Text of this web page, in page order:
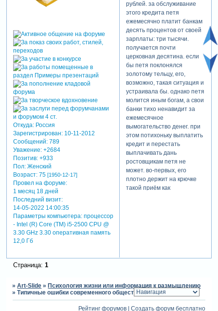
Откуда:Россия
Зарегистрирован: 10-11-2012
Сообщений:789
Уважение: +2684
Позитив: +933
Пол:Женский
Возраст:75 [1950-12-17]
Провел на форуме:
1 месяц 18 дней
Последний визит:
14-05-2022 14:00:35
Параметры компьютера:процессор
- Intel (R) Core (TM) i5-2500 CPU @
3.30 GHz 3.30 оперативная память
12,0 Гб
рублей. за обслуживание
этого кредита петя
ежемесячно платит банкам
десять процентов от своей
зарплаты: три тысячи.
получается почти
церковная десятина. если
бы петя поклонялся
золотому тельцу, его,
возможно, такая ситуация и
устраивала бы. однако петя
молится иным богам, а свои
банки тихо ненавидит за
ежемесячное
вымогательство денег. при
этом потихоньку выплатить
кредит и перестать
выплачивать дань
ростовщикам петя не
может. во-первых, его
плотно держит на крючке
такой приём как
а во-вторых, вокруг столько
деньги… что петя не видит
иного выхода, кроме как
продолжать год за годом
Страница: 1
»Art-Slide » Психология жизни или информация к размышлению
»Типичные ошибки современного общества
Рейтинг форумов |Создать форум бесплатно